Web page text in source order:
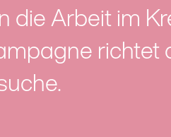
die Arbeit im
richtet